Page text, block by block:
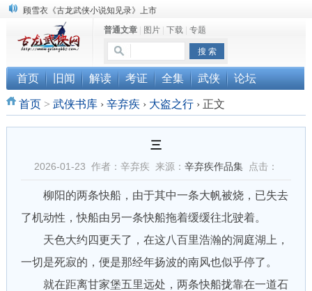
顾雪衣《古龙武侠小说知见录》上市
“武侠书库”查缺补漏活动圆满结束
《古龙小说原貌探究》修订版已上市
普通文章| 图片| 下载| 专题
首页 旧闻 解读 考证 全集 武侠 论坛
首页> 武侠书库 › 辛弃疾 › 大盗之行 ›正文
三
2026-01-23 作者：辛弃疾 来源： 辛弃疾作品集点击：
柳阳的两条快船，由于其中一条大帆被烧，已失去
了机动性，快船由另一条快船拖着缓缓往北驶着。
天色大约四更天了，在这八百里浩瀚的洞庭湖上，
一切是死寂的，便是那经年扬波的南风也似乎停了。
就在距离甘家堡五里远处，两条快船拢靠在一道石